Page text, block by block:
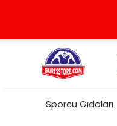
Sporcu Gıdaları